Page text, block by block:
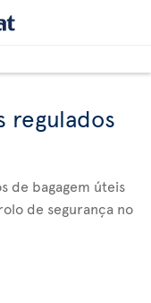
regulados
de bagagem úteis
de segurança no